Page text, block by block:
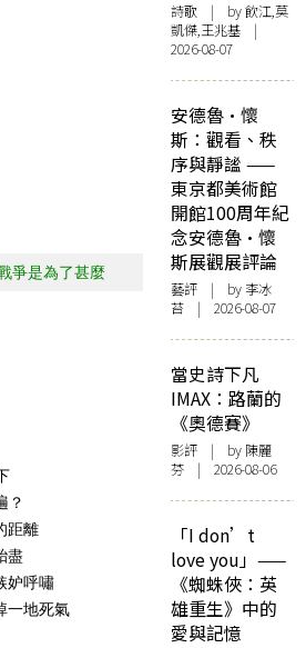
爭是為了甚麼
？
距離
盡
妒呼嘯
一地死氣
詩歌 | by 飲江,莫
凱傑,王兆基 |
2026-08-07
安德魯·懷
斯：觀看、秩
序與靜謐 ——
東京都美術館
開館100周年紀
念安德魯·懷
斯展觀展評論
藝評 | by 李冰
苔 | 2026-08-07
當史詩下凡
IMAX：路蘭的
《奧德賽》
影評 | by 陳麗
芬 | 2026-08-06
「I don’t
love you」——
《蜘蛛俠：英
雄重生》中的
愛與記憶